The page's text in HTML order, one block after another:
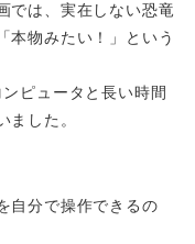
では、実在しない恐竜
本物みたい！」という
ピュータと長い時間
ました。
自分で操作できるの